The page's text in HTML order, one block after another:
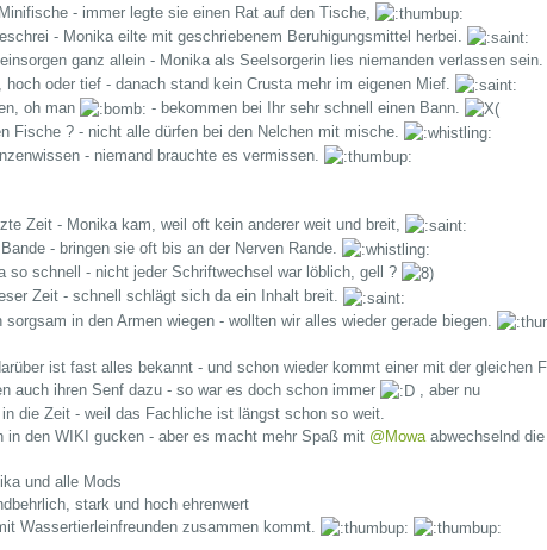
- immer legte sie einen Rat auf den Tische,
- Monika eilte mit geschriebenem Beruhigungsmittel herbei.
ganz allein - Monika als Seelsorgerin lies niemanden verlassen sein.
hoch oder tief - danach stand kein Crusta mehr im eigenen Mief.
oh man
- bekommen bei Ihr sehr schnell einen Bann.
Fische ? - nicht alle dürfen bei den Nelchen mit mische.
- niemand brauchte es vermissen.
Zeit - Monika kam, weil oft kein anderer weit und breit,
- bringen sie oft bis an der Nerven Rande.
so schnell - nicht jeder Schriftwechsel war löblich, gell ?
Zeit - schnell schlägt sich da ein Inhalt breit.
sorgsam in den Armen wiegen - wollten wir alles wieder gerade biegen.
ist fast alles bekannt - und schon wieder kommt einer mit der gleichen
auch ihren Senf dazu - so war es doch schon immer
, aber nu
die Zeit - weil das Fachliche ist längst schon so weit.
in den WIKI gucken - aber es macht mehr Spaß mit @Mowaabwechselnd
und alle Mods
stark und hoch ehrenwert
Wassertierleinfreunden zusammen kommt.